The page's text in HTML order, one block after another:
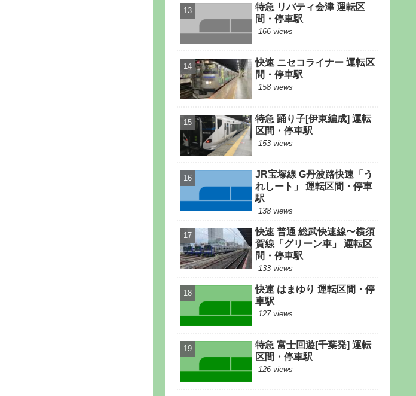
特急 リバティ会津 運転区
間・停車駅
166 views
快速 ニセコライナー 運転区
間・停車駅
158 views
特急 踊り子[伊東編成] 運転
区間・停車駅
153 views
JR宝塚線 G丹波路快速「う
れしート」 運転区間・停車
駅
138 views
快速 普通 総武快速線〜横須
賀線「グリーン車」 運転区
間・停車駅
133 views
快速 はまゆり 運転区間・停
車駅
127 views
特急 富士回遊[千葉発] 運転
区間・停車駅
126 views